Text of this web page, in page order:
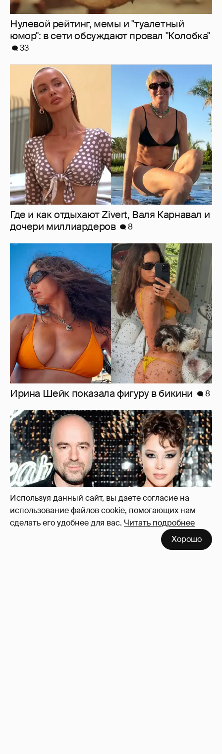
Используя данный сайт, вы даете согласие на
использование файлов cookie, помогающих нам
сделать его удобнее для вас. Читать подробнее
Хорошо
Где и как отдыхают Zivert, Валя Карнавал и
дочери миллиардеров
Ирина Шейк показала фигуру в бикини
"Оплаченный алиментами хейт". Полина
Диброва снова высказалась о бывшей
жене своего возлюбленного
32